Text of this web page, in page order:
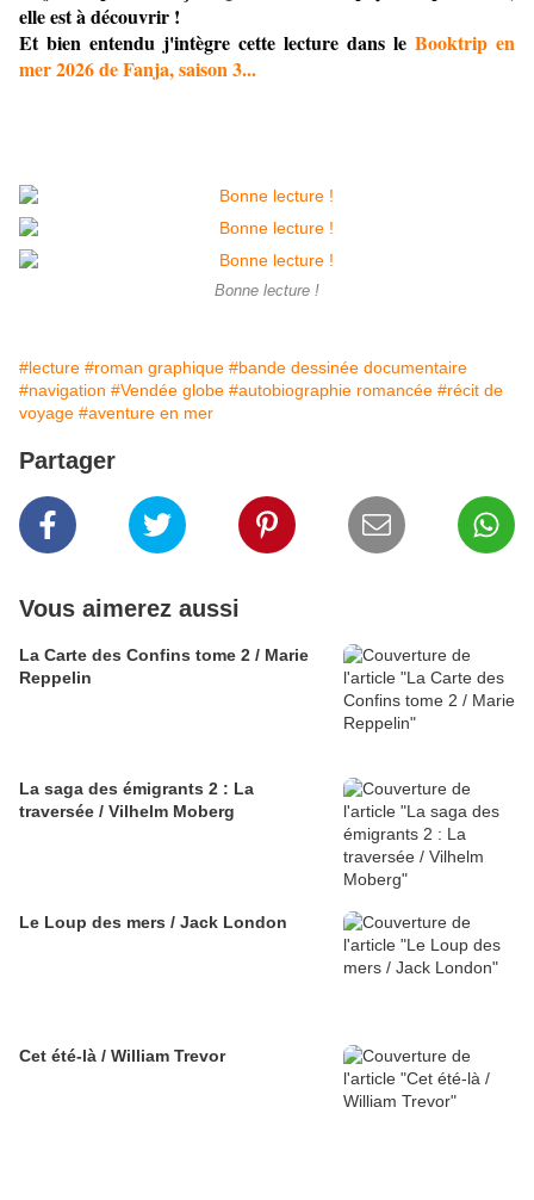
elle est à découvrir !
Et bien entendu j'intègre cette lecture dans le Booktrip en
mer 2026 de Fanja, saison 3...
Bonne lecture !
#lecture #roman graphique #bande dessinée documentaire
#navigation #Vendée globe #autobiographie romancée #récit de
voyage #aventure en mer
Partager
Vous aimerez aussi
La Carte des Confins tome 2 / Marie
Reppelin
La saga des émigrants 2 : La
traversée / Vilhelm Moberg
Le Loup des mers / Jack London
Cet été-là / William Trevor